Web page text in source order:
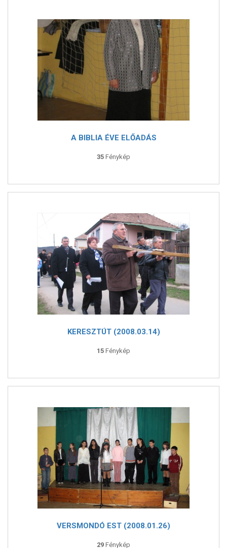
A BIBLIA ÉVE ELŐADÁS
35 Fénykép
KERESZTÚT (2008.03.14)
15 Fénykép
VERSMONDÓ EST (2008.01.26)
29 Fénykép